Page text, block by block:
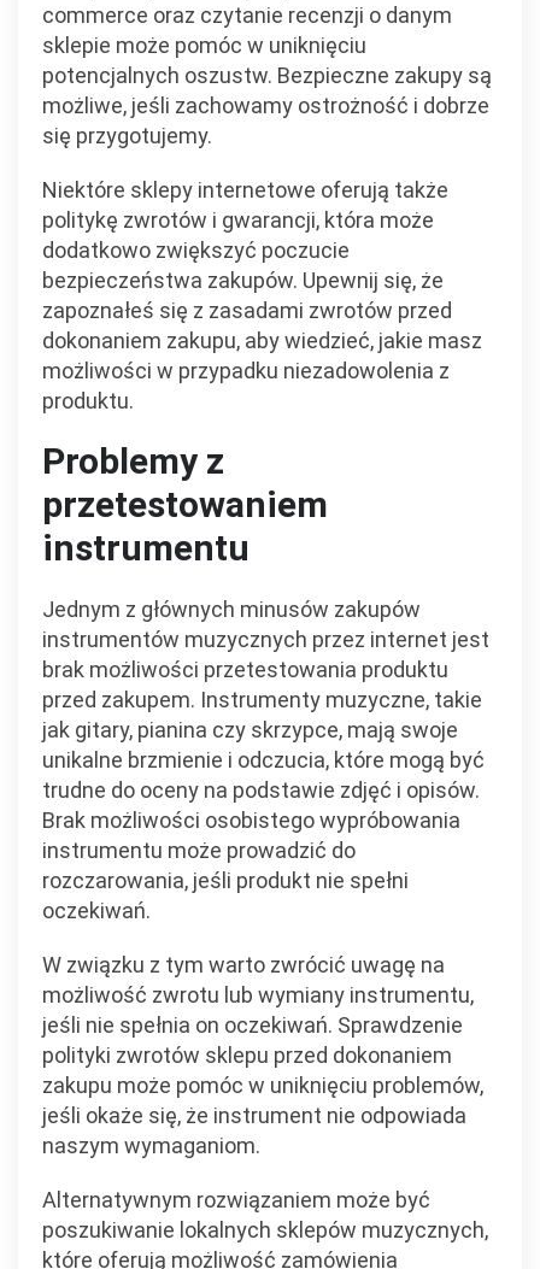
commerce oraz czytanie recenzji o danym
sklepie może pomóc w uniknięciu
potencjalnych oszustw. Bezpieczne zakupy są
możliwe, jeśli zachowamy ostrożność i dobrze
się przygotujemy.
Niektóre sklepy internetowe oferują także
politykę zwrotów i gwarancji, która może
dodatkowo zwiększyć poczucie
bezpieczeństwa zakupów. Upewnij się, że
zapoznałeś się z zasadami zwrotów przed
dokonaniem zakupu, aby wiedzieć, jakie masz
możliwości w przypadku niezadowolenia z
produktu.
Problemy z
przetestowaniem
instrumentu
Jednym z głównych minusów zakupów
instrumentów muzycznych przez internet jest
brak możliwości przetestowania produktu
przed zakupem. Instrumenty muzyczne, takie
jak gitary, pianina czy skrzypce, mają swoje
unikalne brzmienie i odczucia, które mogą być
trudne do oceny na podstawie zdjęć i opisów.
Brak możliwości osobistego wypróbowania
instrumentu może prowadzić do
rozczarowania, jeśli produkt nie spełni
oczekiwań.
W związku z tym warto zwrócić uwagę na
możliwość zwrotu lub wymiany instrumentu,
jeśli nie spełnia on oczekiwań. Sprawdzenie
polityki zwrotów sklepu przed dokonaniem
zakupu może pomóc w uniknięciu problemów,
jeśli okaże się, że instrument nie odpowiada
naszym wymaganiom.
Alternatywnym rozwiązaniem może być
poszukiwanie lokalnych sklepów muzycznych,
które oferują możliwość zamówienia